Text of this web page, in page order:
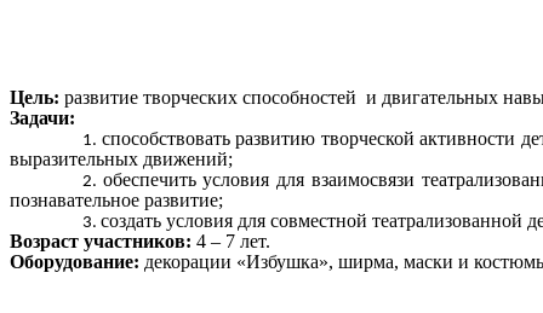
Цель: развитие творческих способностей и двигательных
Задачи:
способствовать развитию творческой активности
выразительных движений;
обеспечить условия для взаимосвязи
познавательное развитие;
создать условия для совместной театрализованной
Возраст участников: 4 – 7 лет.
Оборудование: декорации «Избушка», ширма, маски и